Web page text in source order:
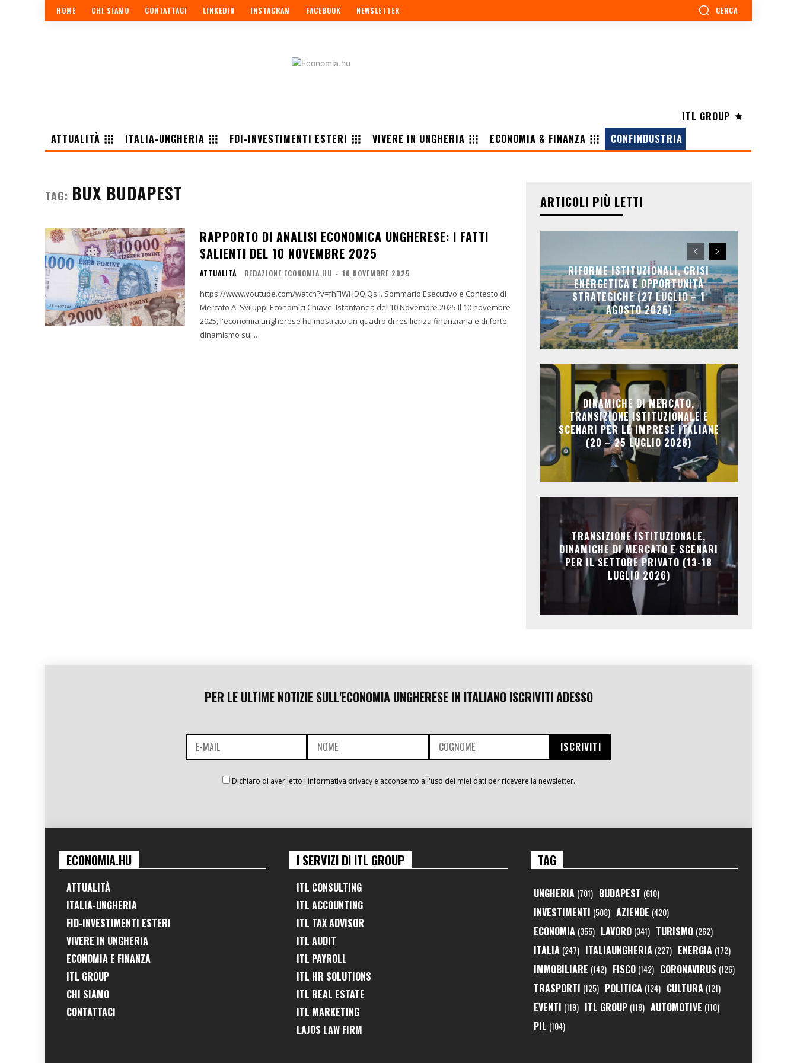
HOME CHI SIAMO CONTATTACI LINKEDIN INSTAGRAM FACEBOOK NEWSLETTER CERCA
ITL GROUP
ATTUALITÀ
ITALIA-UNGHERIA FDI-INVESTIMENTI ESTERI VIVERE IN UNGHERIA ECONOMIA & FINANZA CONFINDUSTRIA
TAG: BUX BUDAPEST
RAPPORTO DI ANALISI ECONOMICA UNGHERESE: I FATTI
SALIENTI DEL 10 NOVEMBRE 2025
ATTUALITÀ REDAZIONE ECONOMIA.HU - 10 NOVEMBRE 2025
https://www.youtube.com/watch?v=fhFIWHDQJQs I. Sommario Esecutivo e Contesto di
Mercato A. Sviluppi Economici Chiave: Istantanea del 10 Novembre 2025 Il 10 novembre
2025, l'economia ungherese ha mostrato un quadro di resilienza finanziaria e di forte
dinamismo sui...
ARTICOLI PIÙ LETTI
RIFORME ISTITUZIONALI, CRISI
ENERGETICA E OPPORTUNITÀ
STRATEGICHE (27 LUGLIO – 1
AGOSTO 2026)
DINAMICHE DI MERCATO,
TRANSIZIONE ISTITUZIONALE E
SCENARI PER LE IMPRESE ITALIANE
(20 – 25 LUGLIO 2026)
TRANSIZIONE ISTITUZIONALE,
DINAMICHE DI MERCATO E SCENARI
PER IL SETTORE PRIVATO (13-18
LUGLIO 2026)
PER LE ULTIME NOTIZIE SULL'ECONOMIA UNGHERESE IN ITALIANO ISCRIVITI ADESSO
Dichiaro di aver letto l'informativa privacy e acconsento all'uso dei miei dati per ricevere la newsletter.
ECONOMIA.HU
ATTUALITÀ
ITALIA-UNGHERIA
FID-INVESTIMENTI ESTERI
VIVERE IN UNGHERIA
ECONOMIA E FINANZA
ITL GROUP
CHI SIAMO
CONTATTACI
I SERVIZI DI ITL GROUP
ITL CONSULTING
ITL ACCOUNTING
ITL TAX ADVISOR
ITL AUDIT
ITL PAYROLL
ITL HR SOLUTIONS
ITL REAL ESTATE
ITL MARKETING
LAJOS LAW FIRM
TAG
UNGHERIA (701) BUDAPEST (610)
INVESTIMENTI (508) AZIENDE (420)
ECONOMIA (355) LAVORO (341) TURISMO (262)
ITALIA (247) ITALIAUNGHERIA (227) ENERGIA (172)
IMMOBILIARE (142) FISCO (142) CORONAVIRUS (126)
TRASPORTI (125) POLITICA (124) CULTURA (121)
EVENTI (119) ITL GROUP (118) AUTOMOTIVE (110)
PIL (104)